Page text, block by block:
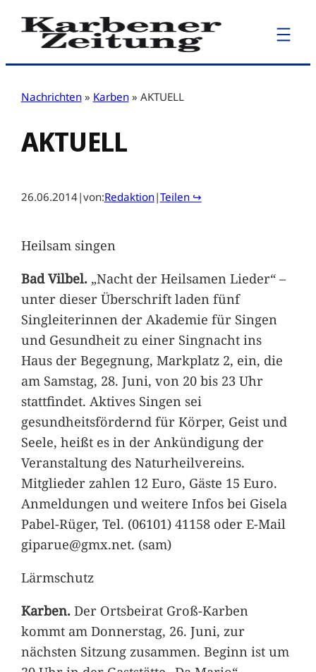
Zum
Inhalt
Nachrichten » Karben » AKTUELL
AKTUELL
26.06.2014|von:Redaktion|Teilen ↪
Heilsam singen
Bad Vilbel.„Nacht der Heilsamen Lieder“ –
unter dieser Überschrift laden fünf
Singleiterinnen der Akademie für Singen
und Gesundheit zu einer Singnacht ins
Haus der Begegnung, Markplatz 2, ein, die
am Samstag, 28. Juni, von 20 bis 23 Uhr
stattfindet. Aktives Singen sei
gesundheitsfördernd für Körper, Geist und
Seele, heißt es in der Ankündigung der
Veranstaltung des Naturheilvereins.
Mitglieder zahlen 12 Euro, Gäste 15 Euro.
Anmeldungen und weitere Infos bei Gisela
Pabel-Rüger, Tel. (06101) 41158 oder E-Mail
giparue@gmx.net. (sam)
Lärmschutz
Karben.Der Ortsbeirat Groß-Karben
kommt am Donnerstag, 26. Juni, zur
nächsten Sitzung zusammen. Beginn ist um